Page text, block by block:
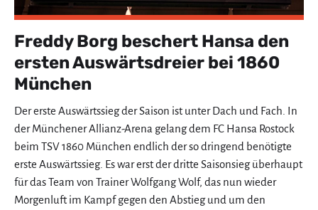
Freddy Borg beschert Hansa den
ersten Auswärtsdreier bei 1860
München
Der erste Auswärtssieg der Saison ist unter Dach und Fach. In
der Münchener Allianz-Arena gelang dem FC Hansa Rostock
beim TSV 1860 München endlich der so dringend benötigte
erste Auswärtssieg. Es war erst der dritte Saisonsieg überhaupt
für das Team von Trainer Wolfgang Wolf, das nun wieder
Morgenluft im Kampf gegen den Abstieg und um den